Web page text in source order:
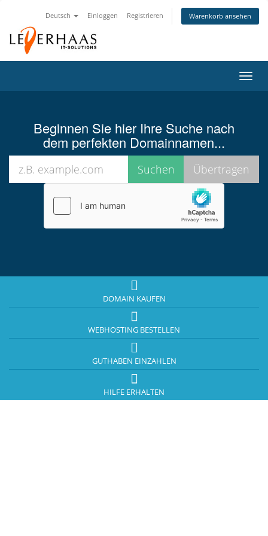
Deutsch Einloggen Registrieren Warenkorb ansehen
ein-/
Beginnen Sie hier Ihre Suche nach
dem perfekten Domainnamen...
DOMAIN KAUFEN
WEBHOSTING BESTELLEN
GUTHABEN EINZAHLEN
HILFE ERHALTEN